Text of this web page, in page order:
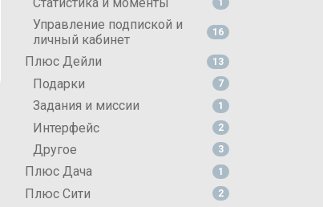
1
Управление подпиской и
личный кабинет
16
Плюс Дейли 13
Подарки 7
Задания и миссии 1
Интерфейс 2
Другое 3
Плюс Дача 1
Плюс Сити 2